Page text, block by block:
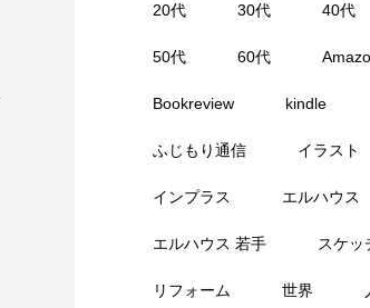
20代 30代 40代
50代 60代
Bookreview kindle
ふじもり通信 イラスト
インプラス エルハウス
エルハウス 若手 スケッ
リフォーム 世界